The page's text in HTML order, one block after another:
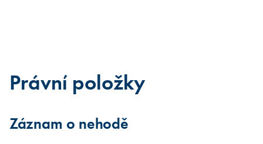
Právní položky
Záznam o nehodě